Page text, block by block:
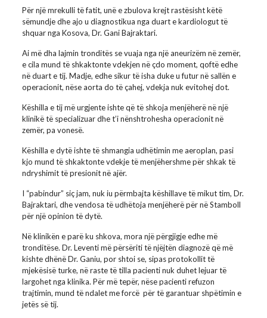
Për një mrekulli të fatit, unë e zbulova krejt rastësisht këtë
sëmundje dhe ajo u diagnostikua nga duart e kardiologut të
shquar nga Kosova, Dr. Gani Bajraktari.
Ai më dha lajmin tronditës se vuaja nga një aneurizëm në zemër,
e cila mund të shkaktonte vdekjen në çdo moment, qoftë edhe
në duart e tij. Madje, edhe sikur të isha duke u futur në sallën e
operacionit, nëse aorta do të çahej, vdekja nuk evitohej dot.
Këshilla e tij më urgjente ishte që të shkoja menjëherë në një
klinikë të specializuar dhe t’i nënshtrohesha operacionit në
zemër, pa vonesë.
Këshilla e dytë ishte të shmangia udhëtimin me aeroplan, pasi
kjo mund të shkaktonte vdekje të menjëhershme për shkak të
ndryshimit të presionit në ajër.
I “pabindur” siç jam, nuk iu përmbajta këshillave të mikut tim, Dr.
Bajraktari, dhe vendosa të udhëtoja menjëherë për në Stamboll
për një opinion të dytë.
Në klinikën e parë ku shkova, mora një përgjigje edhe më
tronditëse. Dr. Leventi më përsëriti të njëjtën diagnozë që më
kishte dhënë Dr. Ganiu, por shtoi se, sipas protokollit të
mjekësisë turke, në raste të tilla pacienti nuk duhet lejuar të
largohet nga klinika. Për më tepër, nëse pacienti refuzon
trajtimin, mund të ndalet me forcë për të garantuar shpëtimin e
jetës së tij.